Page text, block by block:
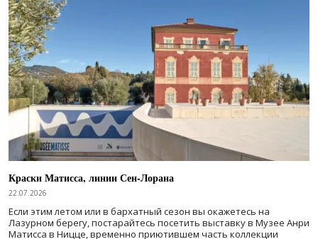
Краски Матисса, линии Сен-Лорана
22.07.2026
Если этим летом или в бархатный сезон вы окажетесь на
Лазурном берегу, постарайтесь посетить выставку в Музее Анри
Матисса в Ницце, временно приютившем часть коллекции